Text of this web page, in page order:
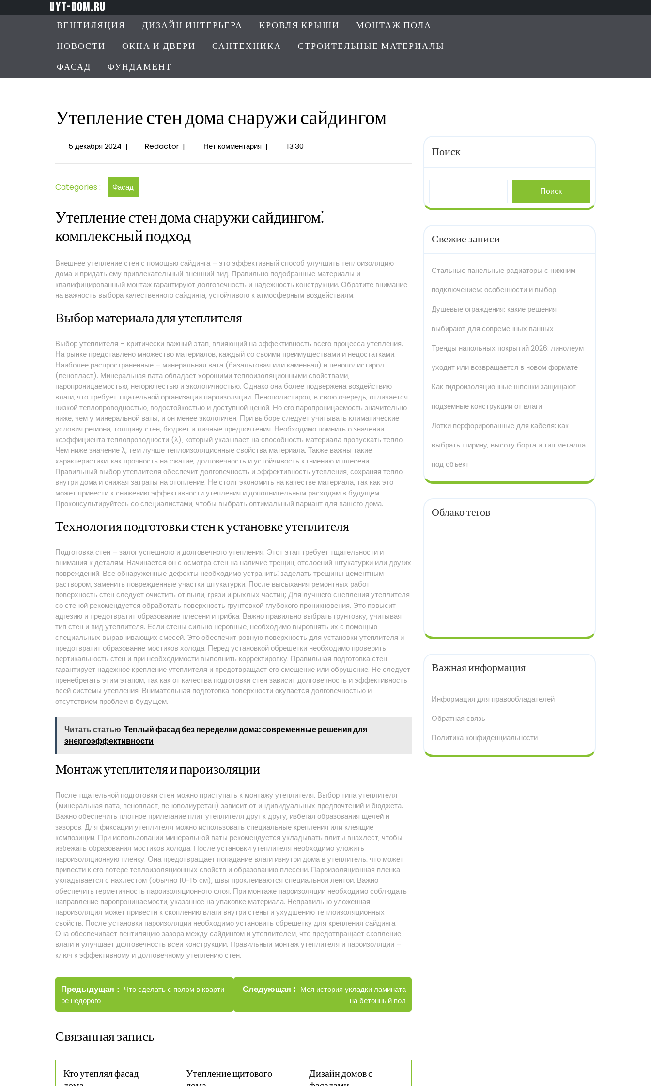
к
uyt-dom.ru
ВЕНТИЛЯЦИЯ ДИЗАЙН ИНТЕРЬЕРА КРОВЛЯ КРЫШИ МОНТАЖ ПОЛА
НОВОСТИ ОКНА И ДВЕРИ САНТЕХНИКА СТРОИТЕЛЬНЫЕ МАТЕРИАЛЫ
ФАСАД ФУНДАМЕНТ
Утепление стен дома снаружи сайдингом
5 декабря 20245
2024
| RedactorУтепление
дома
| Нет комментария | 13:30
Categories : Фасад
Утепление стен дома снаружи сайдингом⁚
комплексный подход
Внешнее утепление стен с помощью сайдинга – это эффективный способ улучшить теплоизоляцию
дома и придать ему привлекательный внешний вид. Правильно подобранные материалы и
квалифицированный монтаж гарантируют долговечность и надежность конструкции. Обратите внимание
на важность выбора качественного сайдинга‚ устойчивого к атмосферным воздействиям.
Выбор материала для утеплителя
Выбор утеплителя – критически важный этап‚ влияющий на эффективность всего процесса утепления.
На рынке представлено множество материалов‚ каждый со своими преимуществами и недостатками.
Наиболее распространенные – минеральная вата (базальтовая или каменная) и пенополистирол
(пенопласт). Минеральная вата обладает хорошими теплоизоляционными свойствами‚
паропроницаемостью‚ негорючестью и экологичностью. Однако она более подвержена воздействию
влаги‚ что требует тщательной организации пароизоляции. Пенополистирол‚ в свою очередь‚ отличается
низкой теплопроводностью‚ водостойкостью и доступной ценой. Но его паропроницаемость значительно
ниже‚ чем у минеральной ваты‚ и он менее экологичен. При выборе следует учитывать климатические
условия региона‚ толщину стен‚ бюджет и личные предпочтения. Необходимо помнить о значении
коэффициента теплопроводности (λ)‚ который указывает на способность материала пропускать тепло.
Чем ниже значение λ‚ тем лучше теплоизоляционные свойства материала. Также важны такие
характеристики‚ как прочность на сжатие‚ долговечность и устойчивость к гниению и плесени.
Правильный выбор утеплителя обеспечит долговечность и эффективность утепления‚ сохраняя тепло
внутри дома и снижая затраты на отопление. Не стоит экономить на качестве материала‚ так как это
может привести к снижению эффективности утепления и дополнительным расходам в будущем.
Проконсультируйтесь со специалистами‚ чтобы выбрать оптимальный вариант для вашего дома.
Технология подготовки стен к установке утеплителя
Подготовка стен – залог успешного и долговечного утепления. Этот этап требует тщательности и
внимания к деталям. Начинается он с осмотра стен на наличие трещин‚ отслоений штукатурки или других
повреждений. Все обнаруженные дефекты необходимо устранить⁚ заделать трещины цементным
раствором‚ заменить поврежденные участки штукатурки. После высыхания ремонтных работ
поверхность стен следует очистить от пыли‚ грязи и рыхлых частиц; Для лучшего сцепления утеплителя
со стеной рекомендуется обработать поверхность грунтовкой глубокого проникновения. Это повысит
адгезию и предотвратит образование плесени и грибка. Важно правильно выбрать грунтовку‚ учитывая
тип стен и вид утеплителя. Если стены сильно неровные‚ необходимо выровнять их с помощью
специальных выравнивающих смесей. Это обеспечит ровную поверхность для установки утеплителя и
предотвратит образование мостиков холода. Перед установкой обрешетки необходимо проверить
вертикальность стен и при необходимости выполнить корректировку. Правильная подготовка стен
гарантирует надежное крепление утеплителя и предотвращает его смещение или обрушение. Не следует
пренебрегать этим этапом‚ так как от качества подготовки стен зависит долговечность и эффективность
всей системы утепления. Внимательная подготовка поверхности окупается долговечностью и
отсутствием проблем в будущем.
Читать статью Теплый фасад без переделки дома: современные решения для
энергоэффективности
Монтаж утеплителя и пароизоляции
После тщательной подготовки стен можно приступать к монтажу утеплителя. Выбор типа утеплителя
(минеральная вата‚ пенопласт‚ пенополиуретан) зависит от индивидуальных предпочтений и бюджета.
Важно обеспечить плотное прилегание плит утеплителя друг к другу‚ избегая образования щелей и
зазоров. Для фиксации утеплителя можно использовать специальные крепления или клеящие
композиции. При использовании минеральной ваты рекомендуется укладывать плиты внахлест‚ чтобы
избежать образования мостиков холода. После установки утеплителя необходимо уложить
пароизоляционную пленку. Она предотвращает попадание влаги изнутри дома в утеплитель‚ что может
привести к его потере теплоизоляционных свойств и образованию плесени. Пароизоляционная пленка
укладывается с нахлестом (обычно 10-15 см)‚ швы проклеиваются специальной лентой. Важно
обеспечить герметичность пароизоляционного слоя. При монтаже пароизоляции необходимо соблюдать
направление паропроницаемости‚ указанное на упаковке материала. Неправильно уложенная
пароизоляция может привести к скоплению влаги внутри стены и ухудшению теплоизоляционных
свойств. После установки пароизоляции необходимо установить обрешетку для крепления сайдинга.
Она обеспечивает вентиляцию зазора между сайдингом и утеплителем‚ что предотвращает скопление
влаги и улучшает долговечность всей конструкции. Правильный монтаж утеплителя и пароизоляции –
ключ к эффективному и долговечному утеплению стен.
Навигация
по
записям
Предыдущая
Старые
Что сделать с полом в кварти
ре недорого
Следующая
Новые
Моя история укладки ламината
на бетонный пол
Связанная запись
Кто утеплял фасад
Утепление щитового
Дизайн домов с
Поиск
Поиск
Свежие записи
Стальные панельные радиаторы с нижним
подключением: особенности и выбор
Душевые ограждения: какие решения
выбирают для современных ванных
Тренды напольных покрытий 2026: линолеум
уходит или возвращается в новом формате
Как гидроизоляционные шпонки защищают
подземные конструкции от влаги
Лотки перфорированные для кабеля: как
выбрать ширину, высоту борта и тип металла
под объект
Облако тегов
Важная информация
Информация для правообладателей
Обратная связь
Политика конфиденциальности